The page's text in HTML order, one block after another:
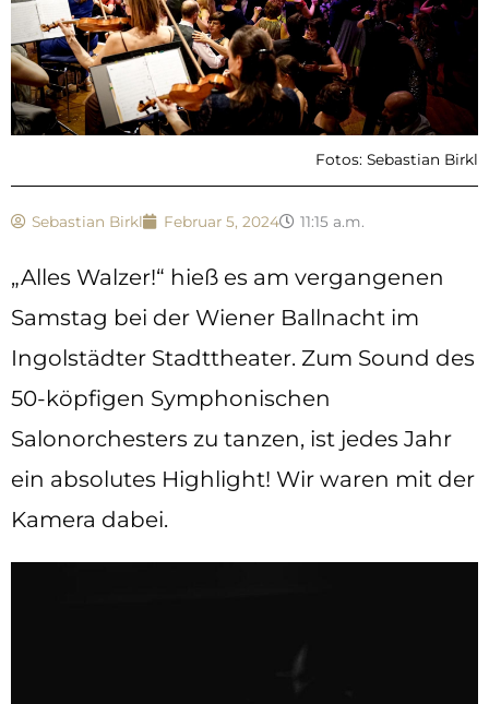
Fotos: Sebastian Birkl
Sebastian Birkl Februar 5, 2024 11:15 a.m.
„Alles Walzer!“ hieß es am vergangenen
Samstag bei der Wiener Ballnacht im
Ingolstädter Stadttheater. Zum Sound des
50-köpfigen Symphonischen
Salonorchesters zu tanzen, ist jedes Jahr
ein absolutes Highlight! Wir waren mit der
Kamera dabei.